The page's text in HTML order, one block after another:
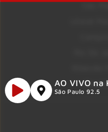
AO VIVO na
São Paulo 92.5